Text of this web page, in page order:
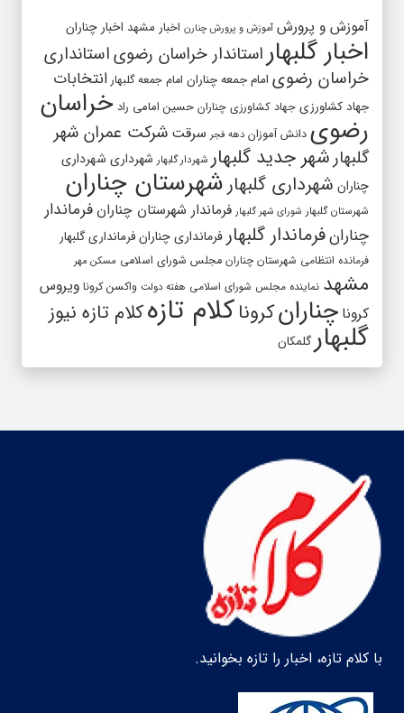
آموزش و پرورش آموزش و پرورش چنارن اخبار مشهد اخبار چناران
اخبار گلبهار استاندار خراسان رضویاستانداری
خراسان رضوی امام جمعه چناران امام جمعه گلبهار انتخابات
جهاد کشاورزی جهاد کشاورزی چناران حسین امامی راد خراسان
رضوی دانش آموزان دهه فجر سرقت شرکت عمران شهر
گلبهارشهر جدید گلبهار شهردار گلبهار شهرداری شهرداری
چناران شهرداری گلبهار شهرستان چناران
شهرستان گلبهار شورای شهر گلبهار فرماندار شهرستان چناران فرماندار
چنارانفرماندار گلبهار فرمانداری چنارانفرمانداری گلبهار
فرمانده انتظامی شهرستان چناران مجلس شورای اسلامی مسکن مهر
مشهد نماینده مجلس شورای اسلامی هفته دولت واکسن کرونا ویروس
کرونا چنارانکروناکلام تازهکلام تازه نیوز
گلبهارگلمکان
با کلام تازه، اخبار را تازه بخوانید.